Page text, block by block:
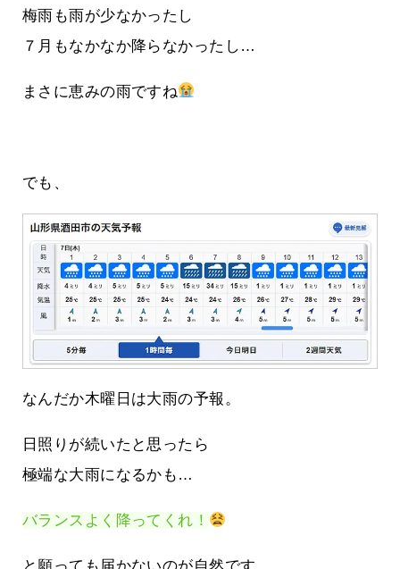
梅雨も雨が少なかったし
７月もなかなか降らなかったし…
まさに恵みの雨ですね
でも、
なんだか木曜日は大雨の予報。
日照りが続いたと思ったら
極端な大雨になるかも…
バランスよく降ってくれ！